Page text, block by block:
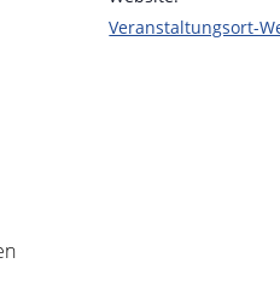
Veranstaltungsort-